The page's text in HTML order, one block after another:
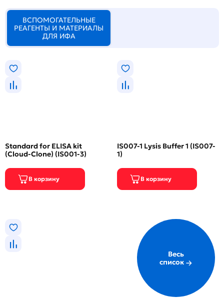
ВСПОМОГАТЕЛЬНЫЕ
РЕАГЕНТЫ И МАТЕРИАЛЫ
ДЛЯ ИФА
Standard for ELISA kit
(Cloud-Clone) (IS001-3)
IS007-1 Lysis Buffer 1 (IS007-
1)
Весь
список